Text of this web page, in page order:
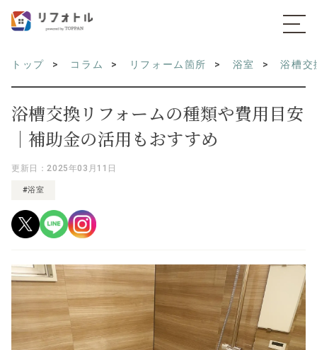
トップ コラム リフォーム箇所 浴室 浴槽交
浴槽交換リフォームの種類や費用目安
｜補助金の活用もおすすめ
更新日：2025年03月11日
#浴室